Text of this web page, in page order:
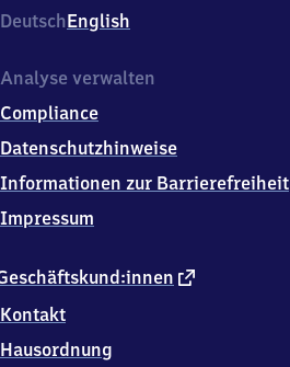
Georg
Straße
9
6
6
Neustadt/WN
DeutschEnglish
externer
Kontakt
Hausordnung
Analyse verwalten
Compliance
Datenschutzhinweise
Informationen zur Barrierefreiheit
Impressum